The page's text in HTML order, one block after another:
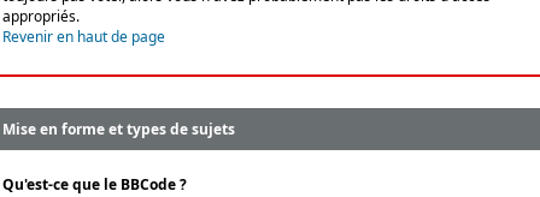
appropriés.
Revenir en haut de page
Mise en forme et types de sujets
Qu'est-ce que le BBCode ?